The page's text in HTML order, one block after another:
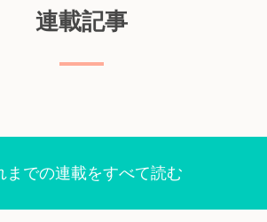
IIIまたはIVと診断された12歳以上の
。事前に指定した患者には、残存する
ドポイントは、無増悪生存期間
連載記事
までの連載をすべて読む